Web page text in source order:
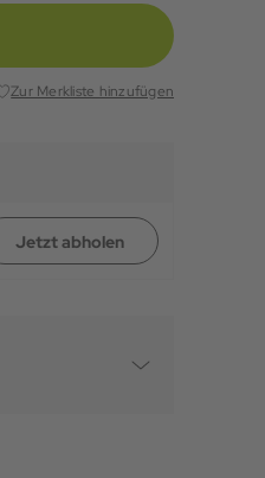
Zur Merkliste hinzufügen
Jetzt abholen